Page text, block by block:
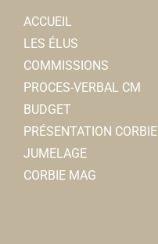
ACCUEIL
LES ÉLUS
COMMISSIONS
PROCES-VERBAL CM
BUDGET
PRÉSENTATION CORBIE
JUMELAGE
CORBIE MAG